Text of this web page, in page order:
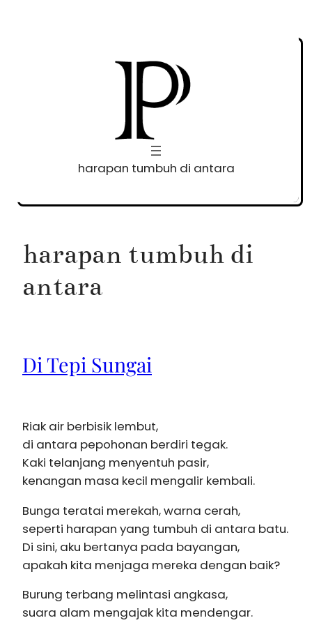
harapan tumbuh di antara
harapan tumbuh di
antara
Di Tepi Sungai
Riak air berbisik lembut,
di antara pepohonan berdiri tegak.
Kaki telanjang menyentuh pasir,
kenangan masa kecil mengalir kembali.
Bunga teratai merekah, warna cerah,
seperti harapan yang tumbuh di antara batu.
Di sini, aku bertanya pada bayangan,
apakah kita menjaga mereka dengan baik?
Burung terbang melintasi angkasa,
suara alam mengajak kita mendengar.